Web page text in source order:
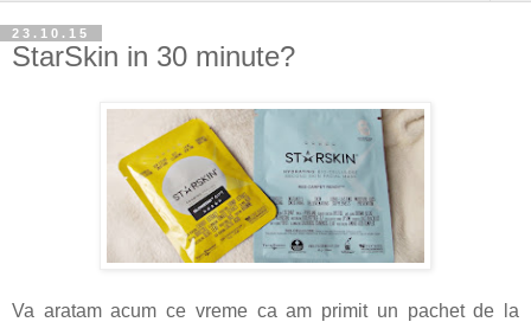
23.10.15
StarSkin in 30 minute?
Va aratam acum ce vreme ca am primit un pachet de la